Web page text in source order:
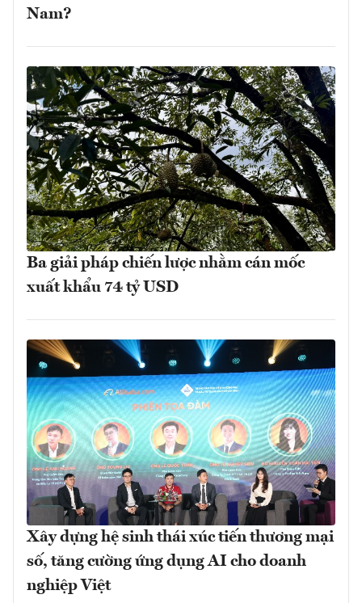
Nam?
Ba giải pháp chiến lược nhằm cán mốc
xuất khẩu 74 tỷ USD
Xây dựng hệ sinh thái xúc tiến thương mại
số, tăng cường ứng dụng AI cho doanh
nghiệp Việt